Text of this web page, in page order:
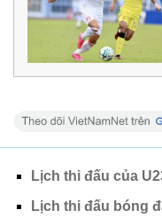
Lịch thi đấu của
Lịch thi đấu bóng